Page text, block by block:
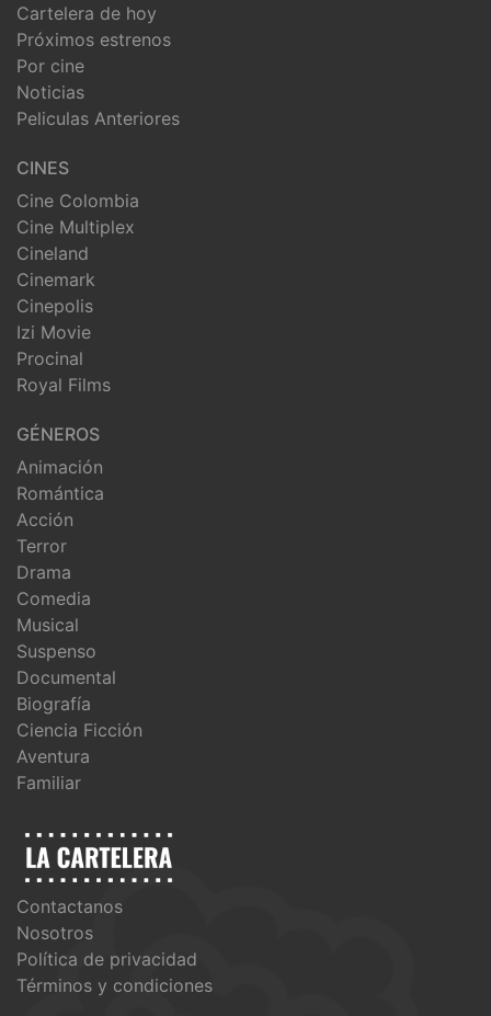
Cartelera de hoy
Próximos estrenos
Por cine
Noticias
Peliculas Anteriores
CINES
Cine Colombia
Cine Multiplex
Cineland
Cinemark
Cinepolis
Izi Movie
Procinal
Royal Films
GÉNEROS
Animación
Romántica
Acción
Terror
Drama
Comedia
Musical
Suspenso
Documental
Biografía
Ciencia Ficción
Aventura
Familiar
Contactanos
Nosotros
Política de privacidad
Términos y condiciones